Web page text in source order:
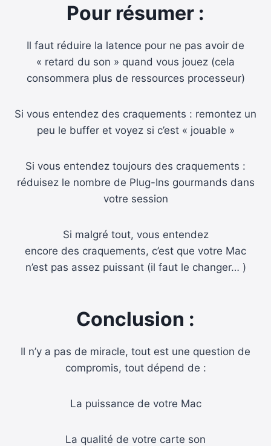
Pour résumer :
Il faut réduire la latence pour ne pas avoir de
« retard du son » quand vous jouez (cela
consommera plus de ressources processeur)
Si vous entendez des craquements : remontez un
peu le buffer et voyez si c’est « jouable »
Si vous entendez toujours des craquements :
réduisez le nombre de Plug-Ins gourmands dans
votre session
Si malgré tout, vous entendez
encore des craquements, c’est que votre Mac
n’est pas assez puissant (il faut le changer… )
Conclusion :
Il n’y a pas de miracle, tout est une question de
compromis, tout dépend de :
La puissance de votre Mac
La qualité de votre carte son